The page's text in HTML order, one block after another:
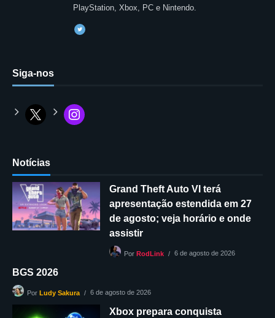
PlayStation, Xbox, PC e Nintendo.
Siga-nos
Notícias
Grand Theft Auto VI terá
apresentação estendida em 27
de agosto; veja horário e onde
assistir
Por RodLink 6 de agosto de 2026
BGS 2026
Por Ludy Sakura 6 de agosto de 2026
Xbox prepara conquista